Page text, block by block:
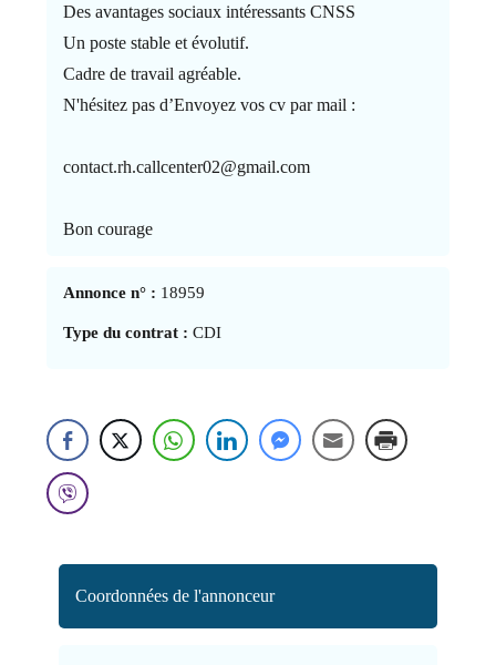
Des avantages sociaux intéressants CNSS
Un poste stable et évolutif.
Cadre de travail agréable.
N'hésitez pas d’Envoyez vos cv par mail :
contact.rh.callcenter02@gmail.com
Bon courage
Annonce n° : 18959
Type du contrat : CDI
Coordonnées de l'annonceur